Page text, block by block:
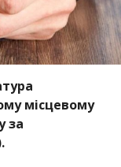
місцевому
за